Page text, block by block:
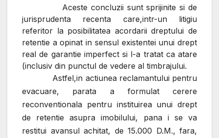
Aceste concluzii sunt sprijinite si de
jurisprudenta recenta care,intr-un litigiu
referitor la posibilitatea acordarii dreptului de
retentie a opinat in sensul existentei unui drept
real de garantie imperfect si l-a tratat ca atare
(inclusiv din punctul de vedere al timbrajului.
Astfel,in actiunea reclamantului pentru
evacuare, parata a formulat cerere
reconventionala pentru instituirea unui drept
de retentie asupra imobilului, pana i se va
restitui avansul achitat, de 15.000 D.M., fara,